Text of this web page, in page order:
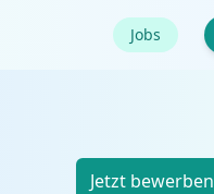
Jobs
Jetzt bewerben